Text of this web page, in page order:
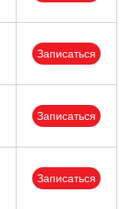
Записаться
Записаться
Записаться